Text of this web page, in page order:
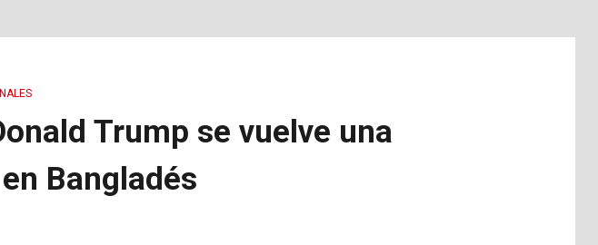
Trump se vuelve una
Bangladés